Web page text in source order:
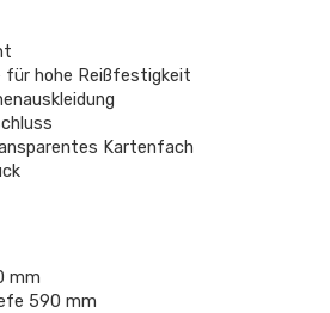
für hohe Reißfestigkeit
Kartenfach
mm
590 mm